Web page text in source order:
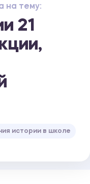
на тему:
21
истории в школе